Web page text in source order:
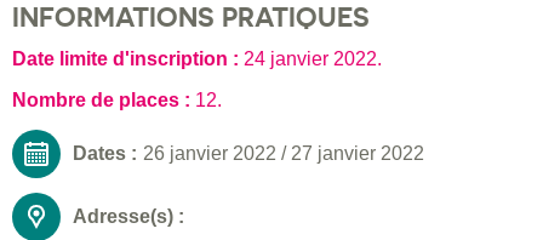
INFORMATIONS PRATIQUES
Date limite d'inscription : 24 janvier 2022.
Nombre de places : 12.
Dates : 26 janvier 2022 / 27 janvier 2022
Adresse(s) :